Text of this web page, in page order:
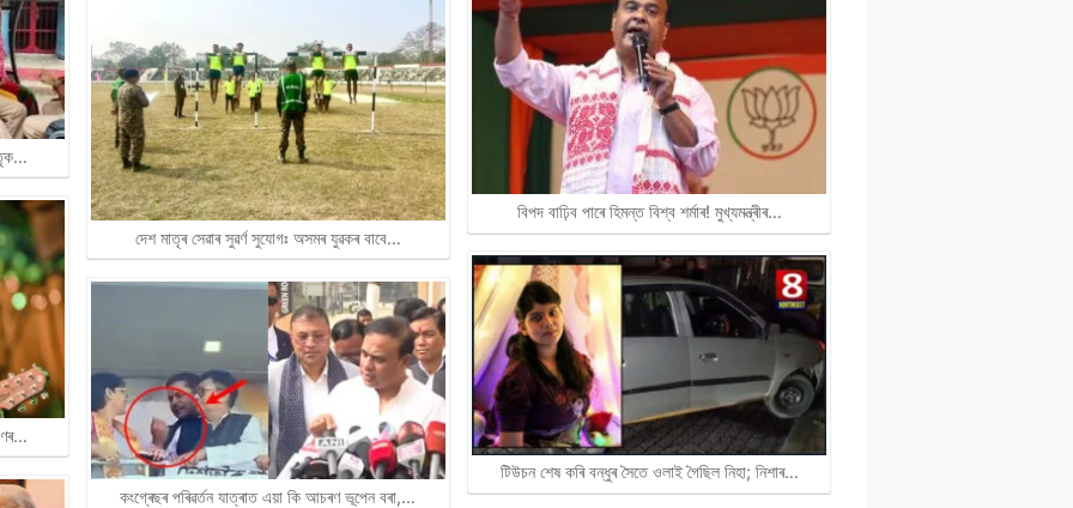
দেশ মাতৃৰ সেৱাৰ সুৱৰ্ণ সুযোগঃ অসমৰ যুৱকৰ বাবে…
কংগ্ৰেছৰ পৰিৱৰ্তন যাত্ৰাত এয়া কি আচৰণ ভূপেন বৰা,…
বিপদ বাঢ়িব পাৰে হিমন্ত বিশ্ব শৰ্মাৰ! মুখ্যমন্ত্ৰীৰ…
টিউচন শেষ কৰি বন্ধুৰ সৈতে ওলাই গৈছিল নিহা; নিশাৰ…